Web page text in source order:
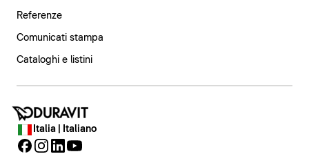
Referenze
Comunicati stampa
Cataloghi e listini
Italia | Italiano